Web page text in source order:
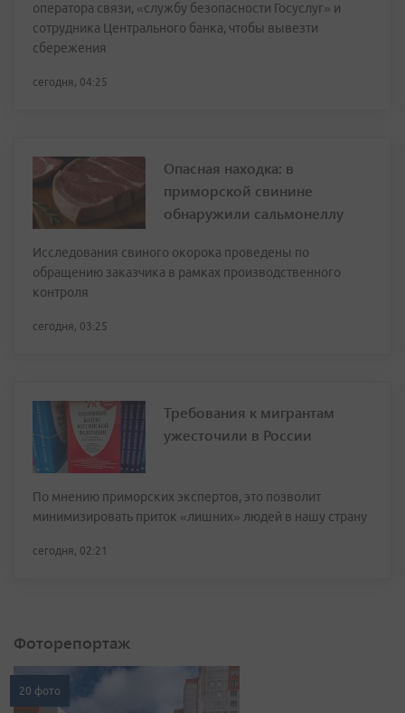
оператора связи, «службу безопасности Госуслуг» и
сотрудника Центрального банка, чтобы вывезти
сбережения
сегодня, 04:25
Опасная находка: в
приморской свинине
обнаружили сальмонеллу
Исследования свиного окорока проведены по
обращению заказчика в рамках производственного
контроля
сегодня, 03:25
Требования к мигрантам
ужесточили в России
По мнению приморских экспертов, это позволит
минимизировать приток «лишних» людей в нашу страну
сегодня, 02:21
Фоторепортаж
20 фото